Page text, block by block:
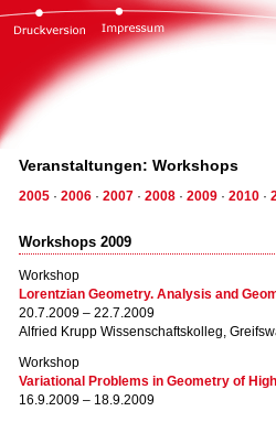
Veranstaltungen: Workshops
2005 · 2006 · 2007 · 2008 · 2009 · 2010 ·
Workshops 2009
Workshop
Lorentzian Geometry. Analysis and
20.7.2009 – 22.7.2009
Alfried Krupp Wissenschaftskolleg,
Workshop
Variational Problems in Geometry of
16.9.2009 – 18.9.2009